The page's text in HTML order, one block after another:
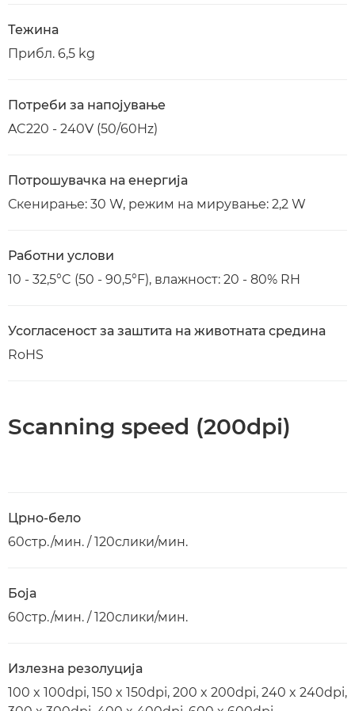
Тежина
Прибл. 6,5 kg
Потреби за напојување
AC220 - 240V (50/60Hz)
Потрошувачка на енергија
Скенирање: 30 W, режим на мирување: 2,2 W
Работни услови
10 - 32,5°C (50 - 90,5°F), влажност: 20 - 80% RH
Усогласеност за заштита на животната средина
RoHS
Scanning speed (200dpi)
Црно-бело
60стр./мин. / 120слики/мин.
Боја
60стр./мин. / 120слики/мин.
Излезна резолуција
100 x 100dpi, 150 x 150dpi, 200 x 200dpi, 240 x 240dpi,